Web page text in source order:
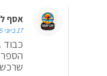
אסף
17 ביוני 2025 בשעה 19:31